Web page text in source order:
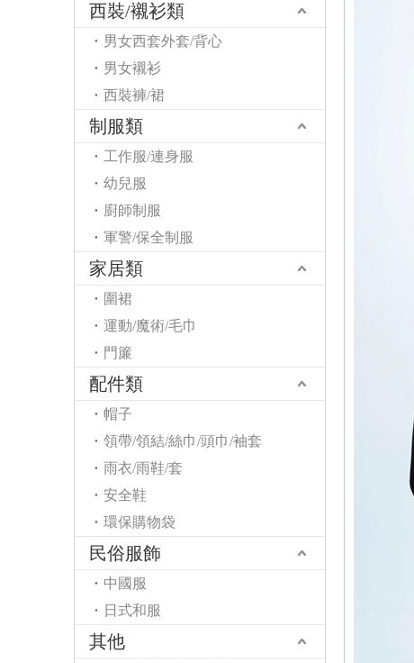
西裝/襯衫類
男女西套外套/背心
男女襯衫
西裝褲/裙
制服類
工作服/連身服
幼兒服
廚師制服
軍警/保全制服
家居類
圍裙
運動/魔術/毛巾
門簾
配件類
帽子
領帶/領結/絲巾/頭巾/袖套
雨衣/雨鞋/套
安全鞋
環保購物袋
民俗服飾
中國服
日式和服
其他